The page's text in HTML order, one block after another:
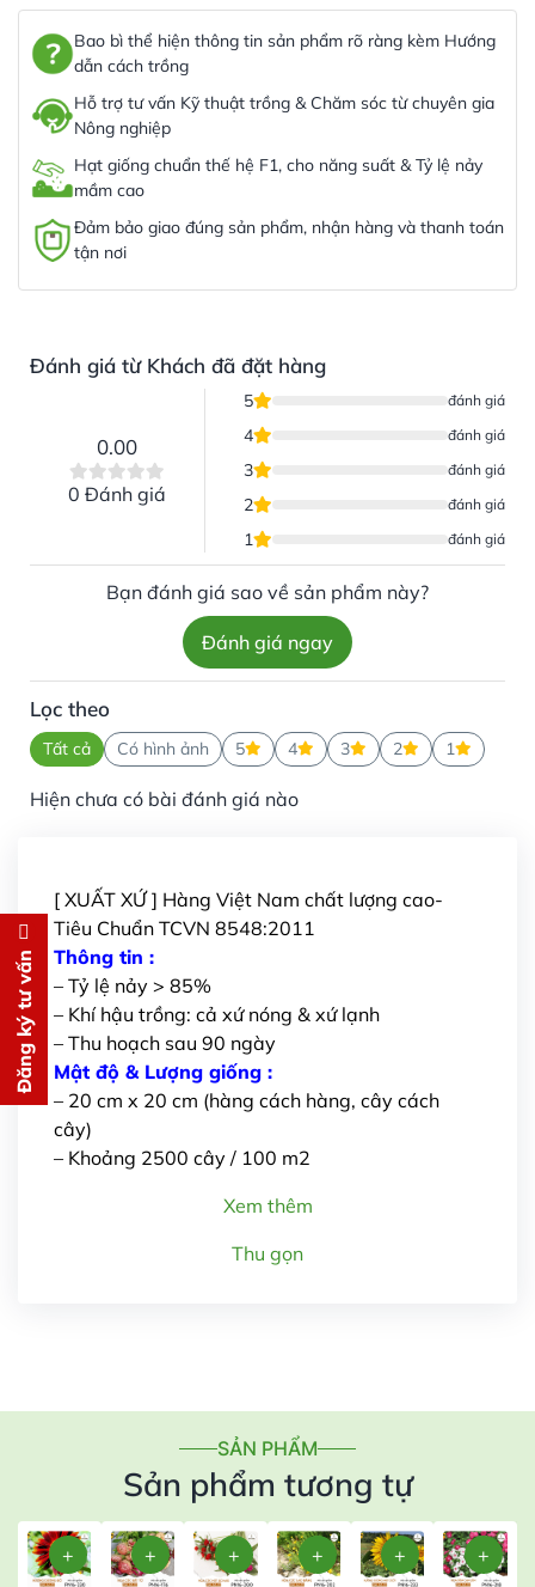
Bao bì thể hiện thông tin sản phẩm rõ ràng kèm Hướng
dẫn cách trồng
Hỗ trợ tư vấn Kỹ thuật trồng & Chăm sóc từ chuyên gia
Nông nghiệp
Hạt giống chuẩn thế hệ F1, cho năng suất & Tỷ lệ nảy
mầm cao
Đảm bảo giao đúng sản phẩm, nhận hàng và thanh toán
tận nơi
Đánh giá từ Khách đã đặt hàng
0.00
0 Đánh giá
5 đánh giá
4 đánh giá
3 đánh giá
2 đánh giá
1 đánh giá
Bạn đánh giá sao về sản phẩm này?
Đánh giá ngay
Lọc theo
Tất cả Có hình ảnh 5 4 3 2 1
Hiện chưa có bài đánh giá nào
[ XUẤT XỨ ] Hàng Việt Nam chất lượng cao-
Tiêu Chuẩn TCVN 8548:2011
Thông tin :
– Tỷ lệ nảy > 85%
– Khí hậu trồng: cả xứ nóng & xứ lạnh
– Thu hoạch sau 90 ngày
Mật độ & Lượng giống :
– 20 cm x 20 cm (hàng cách hàng, cây cách
cây)
– Khoảng 2500 cây / 100 m2
Xem thêm
Thu gọn
SẢN PHẨM
Sản phẩm tương tự
Đăng ký tư vấn Đăng ký tư vấn
Chúng tôi sẽ gọi lại tư vấn MIỄN
PHÍ
cho bạn ngay lập tức
Gửi thông tin